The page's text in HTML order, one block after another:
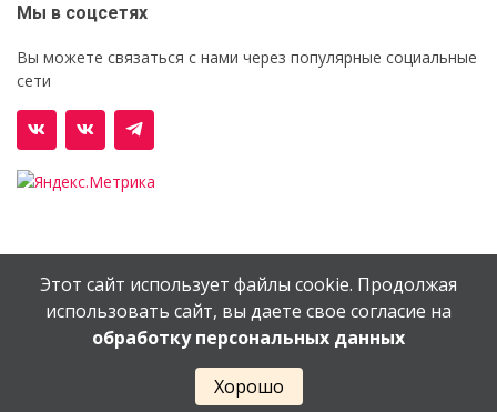
Мы в соцсетях
Вы можете связаться с нами через популярные социальные
сети
© Орехово-Зуевский железнодорожный техникум им.
В.И.Бондаренко
Сайт создан вEV-DV.RU
Этот сайт использует файлы cookie. Продолжая
использовать сайт, вы даете свое согласие на
обработку персональных данных
Хорошо